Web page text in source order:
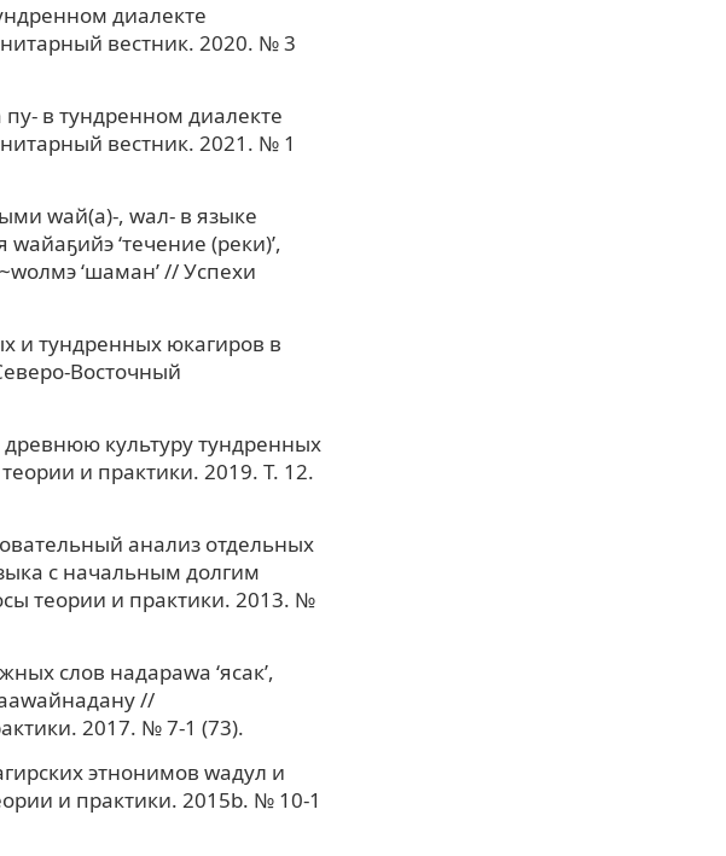
диалекте
вестник. 2020. № 3
в тундренном диалекте
вестник. 2021. № 1
wай(а)-, wал- в языке
‘течение (реки)’,
‘шаман’ // Успехи
и тундренных юкагиров в
Восточный
культуру тундренных
и практики. 2019. Т. 12.
анализ отдельных
с начальным долгим
теории и практики. 2013. №
слов надараwа ‘ясак’,
//
2017. № 7-1 (73).
этнонимов wадул и
и практики. 2015b. № 10-1